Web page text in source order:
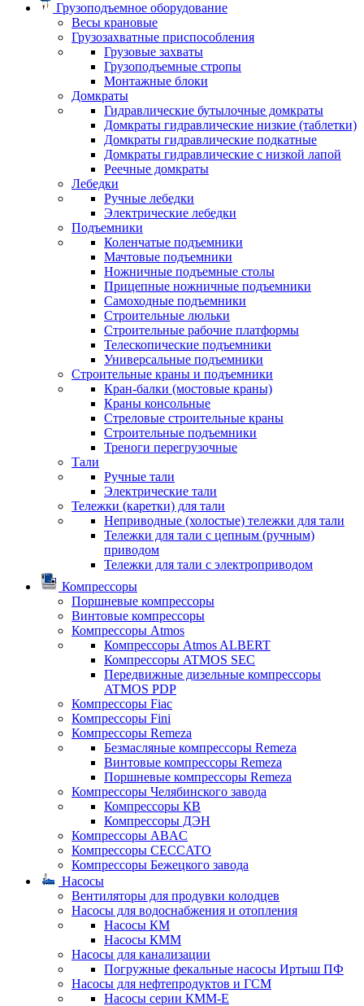
Грузоподъемное оборудование
Весы крановые
Грузозахватные приспособления
Грузовые захваты
Грузоподъемные стропы
Монтажные блоки
Домкраты
Гидравлические бутылочные домкраты
Домкраты гидравлические низкие (таблетки)
Домкраты гидравлические подкатные
Домкраты гидравлические с низкой лапой
Реечные домкраты
Лебедки
Ручные лебедки
Электрические лебедки
Подъемники
Коленчатые подъемники
Мачтовые подъемники
Ножничные подъемные столы
Прицепные ножничные подъемники
Самоходные подъемники
Строительные люльки
Строительные рабочие платформы
Телескопические подъемники
Универсальные подъемники
Строительные краны и подъемники
Кран-балки (мостовые краны)
Краны консольные
Стреловые строительные краны
Строительные подъемники
Треноги перегрузочные
Тали
Ручные тали
Электрические тали
Тележки (каретки) для тали
Неприводные (холостые) тележки для тали
Тележки для тали с цепным (ручным)
приводом
Тележки для тали с электроприводом
Компрессоры
Поршневые компрессоры
Винтовые компрессоры
Компрессоры Atmos
Компрессоры Atmos ALBERT
Компрессоры ATMOS SEC
Передвижные дизельные компрессоры
ATMOS PDP
Компрессоры Fiac
Компрессоры Fini
Компрессоры Remeza
Безмасляные компрессоры Remeza
Винтовые компрессоры Remeza
Поршневые компрессоры Remeza
Компрессоры Челябинского завода
Компрессоры КВ
Компрессоры ДЭН
Компрессоры ABAC
Компрессоры CECCATO
Компрессоры Бежецкого завода
Насосы
Вентиляторы для продувки колодцев
Насосы для водоснабжения и отопления
Насосы КМ
Насосы КММ
Насосы для канализации
Погружные фекальные насосы Иртыш ПФ
Насосы для нефтепродуктов и ГСМ
Насосы серии КММ-Е